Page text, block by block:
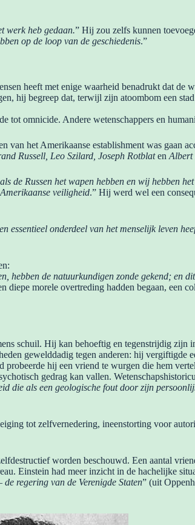
werk heb gedaan.” Hij zou zelfs kunnen
op de loop van de geschiedenis.”
heeft met enige waarheid benadrukt dat de
hij begreep dat, terwijl zijn atoombom een
omnicide. Andere wetenschappers en
het Amerikaanse establishment was gaan
Russell, Leo Szilard, Joseph Rotblaten Albert
de Russen het wapen hebben en wij hebben
veiligheid.” Hij werd wel een
essentieel onderdeel van het menselijk leven
de natuurkundigen zonde gekend; en
morele overtreding hadden begaan, een
schuil. Hij kan behoeftig en tegenstrijdig
gewelddadig tegen anderen: hij vergiftigde
hij een vriend te wurgen die hem
gedrag kan vallen.
die als een geologische fout door zijn
tot zelfvernedering, ineenstorting voor
worden beschouwd. Een aantal
Einstein had meer inzicht in de hachelijke
regering van de Verenigde Staten” (uit